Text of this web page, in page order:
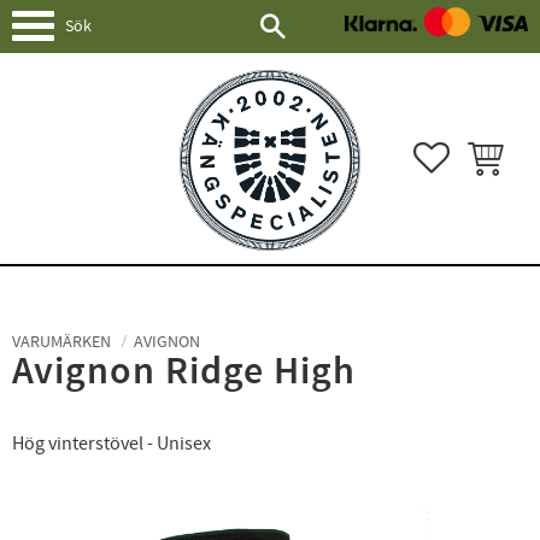
Meny
FAVORITER
VARUMÄRKEN AVIGNON
Avignon Ridge High
Hög vinterstövel - Unisex